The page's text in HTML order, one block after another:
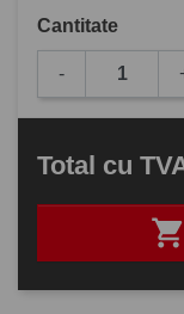
Cantitate
-

Total cu